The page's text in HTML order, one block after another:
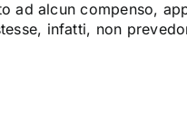
ad alcun compenso,
infatti, non